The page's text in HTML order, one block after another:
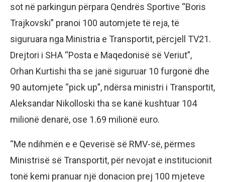
sot në parkingun përpara Qendrës Sportive “Boris
Trajkovski” pranoi 100 automjete të reja, të
siguruara nga Ministria e Transportit, përcjell TV21.
Drejtori i SHA “Posta e Maqedonisë së Veriut”,
Orhan Kurtishi tha se janë siguruar 10 furgonë dhe
90 automjete “pick up”, ndërsa ministri i Transportit,
Aleksandar Nikolloski tha se kanë kushtuar 104
milionë denarë, ose 1.69 milionë euro.
“Me ndihmën e e Qeverisë së RMV-së, përmes
Ministrisë së Transportit, për nevojat e institucionit
tonë kemi pranuar një donacion prej 100 mjeteve